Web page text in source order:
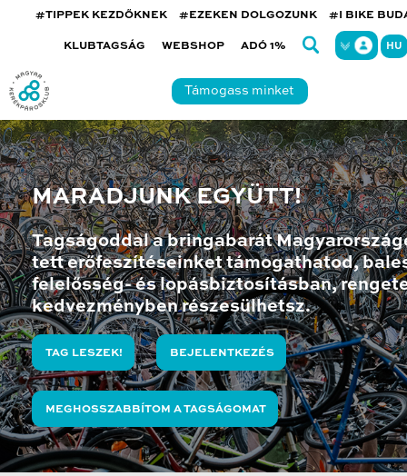
#TIPPEK KEZDŐKNEK #EZEKEN DOLGOZUNK #I BIKE
KLUBTAGSÁG WEBSHOP ADÓ 1% HU
Támogass minket
MARADJUNK EGYÜTT!
Tagságoddal a bringabarát
tett erőfeszítéseinket támogathatod,
felelősség- és lopásbiztosításban,
kedvezményben részesülhetsz.
TAG LESZEK! BEJELENTKEZÉS
MEGHOSSZABBÍTOM A TAGSÁGOMAT